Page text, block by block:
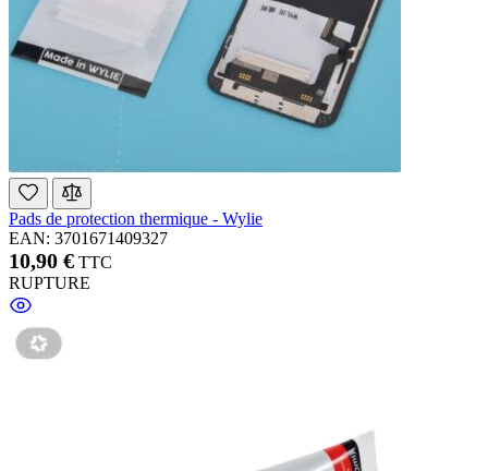
Pads de protection thermique - Wylie
EAN: 3701671409327
10,90 € TTC
RUPTURE